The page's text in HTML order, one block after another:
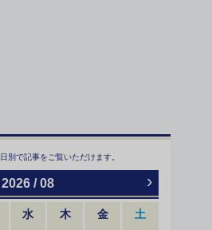
日別で記事をご覧いただけます。
2026 / 08 ›
水 木 金 土